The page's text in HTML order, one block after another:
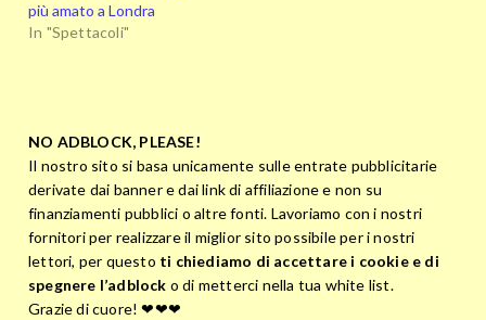
più amato a Londra
In "Spettacoli"
NO ADBLOCK, PLEASE!
Il nostro sito si basa unicamente sulle entrate pubblicitarie
derivate dai banner e dai link di affiliazione e non su
finanziamenti pubblici o altre fonti. Lavoriamo con i nostri
fornitori per realizzare il miglior sito possibile per i nostri
lettori, per questo ti chiediamo di accettare i cookie e di
spegnere l’adblock o di metterci nella tua white list.
Grazie di cuore! ❤❤❤